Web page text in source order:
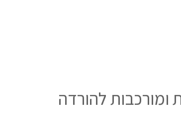
ומורכבות להורדה